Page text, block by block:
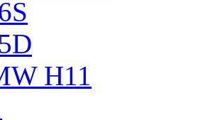
H11